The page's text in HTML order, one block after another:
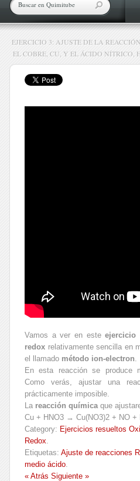
EJERCICIO 3: AJUSTE DE LA
EL COBRE, CU, Y EL ÁCIDO NÍTRICO,
Vamos a ver en esteejercicio
redox relativamente sencilla en
el llamado método ion-electron.
En esta reacción se produce
Como verás, ajustar una
prácticamente imposible.
La reacción químicaque
Cu + HNO3 → Cu(NO3)2 + NO +
Category: Ejercicios resueltos
Redox.
Etiquetas: Ajuste de reacciones
medio ácido.
« Atrás Siguiente »